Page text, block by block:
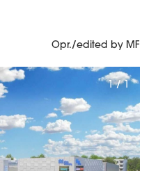
Opr./edited by MF
1 / 1